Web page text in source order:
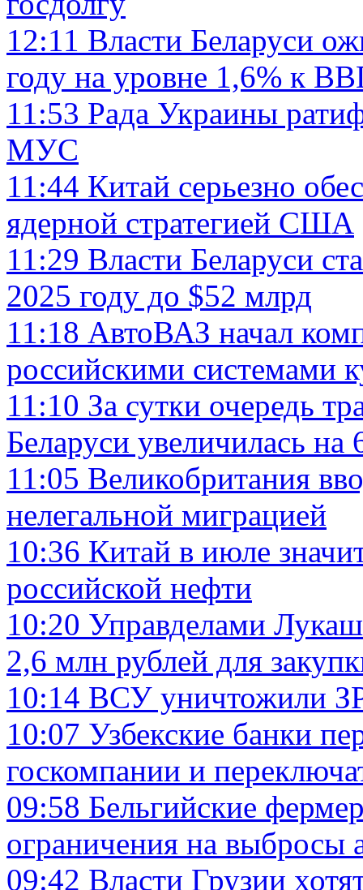
12:11 Власти Беларуси
году на уровне 1,6% к
11:53 Рада Украины
МУС
11:44 Китай серьезно
ядерной стратегией США
11:29 Власти Беларуси
2025 году до $52 млрд
11:18 АвтоВАЗ начал
российскими системами
11:10 За сутки очередь
Беларуси увеличилась на
11:05 Великобритания
нелегальной миграцией
10:36 Китай в июле
российской нефти
10:20 Управделами
2,6 млн рублей для
10:14 ВСУ уничтожили
10:07 Узбекские банки
госкомпании и
09:58 Бельгийские
ограничения на выбросы
09:42 Власти Грузии